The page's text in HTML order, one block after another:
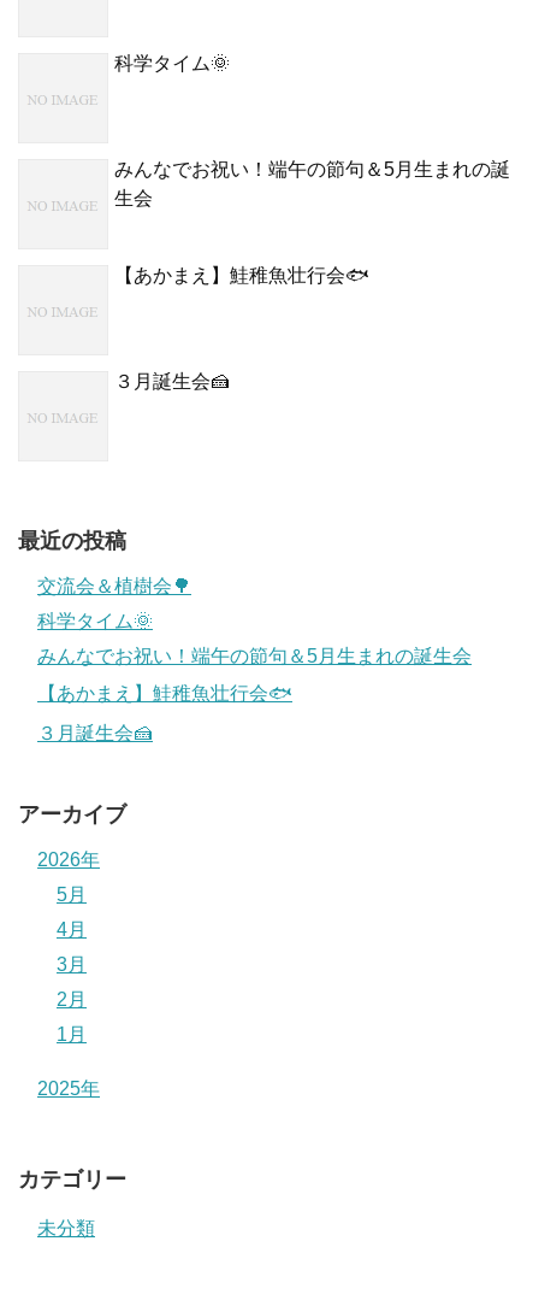
科学タイム🌞
みんなでお祝い！端午の節句＆5月生まれの誕
生会
【あかまえ】鮭稚魚壮行会🐟
３月誕生会🍰
最近の投稿
交流会＆植樹会🌳
科学タイム🌞
みんなでお祝い！端午の節句＆5月生まれの誕生会
【あかまえ】鮭稚魚壮行会🐟
３月誕生会🍰
アーカイブ
2026年
5月
4月
3月
2月
1月
2025年
カテゴリー
未分類